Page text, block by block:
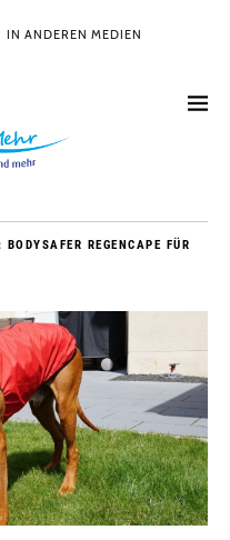
IN ANDEREN MEDIEN
BODYSAFER REGENCAPE FÜR